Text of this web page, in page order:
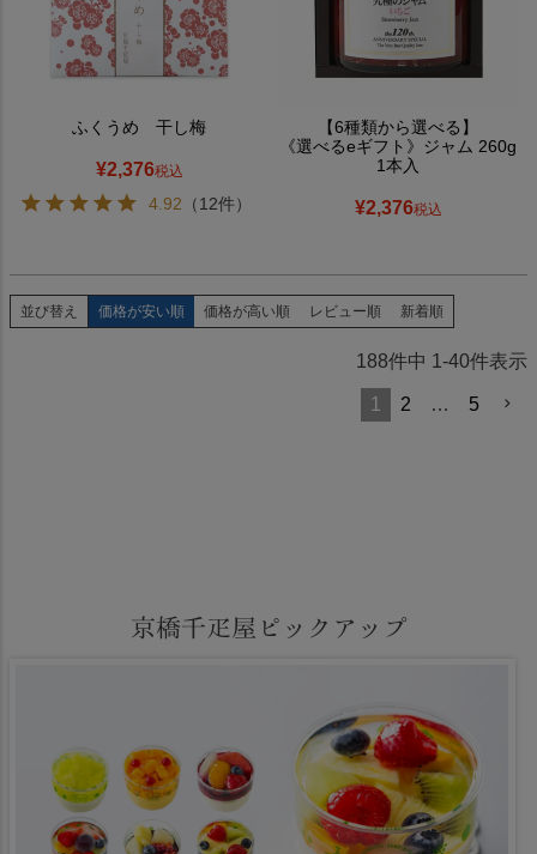
ふくうめ 干し梅
¥2,376税込
4.92 （12件）
【6種類から選べる】
《選べるeギフト》ジャム 260g
1本入
¥2,376税込
並び替え 価格が安い順 価格が高い順 レビュー順 新着順
188件中 1 -40件表示
1 2 … 5
京橋千疋屋ピックアップ